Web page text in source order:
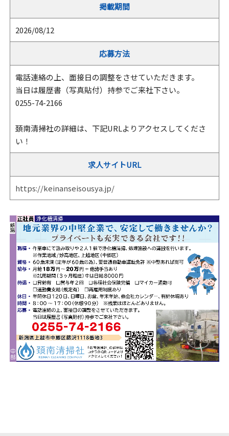
掲載期間
2026/08/12
応募方法
電話連絡の上、面接日の調整をさせていただきます。
当日は履歴書（写真貼付）持参でご来社下さい。
0255-74-2166
頚南清掃社の詳細は、下記URLよりアクセスしてくださ
い！
求人サイトURL
https://keinanseisousya.jp/